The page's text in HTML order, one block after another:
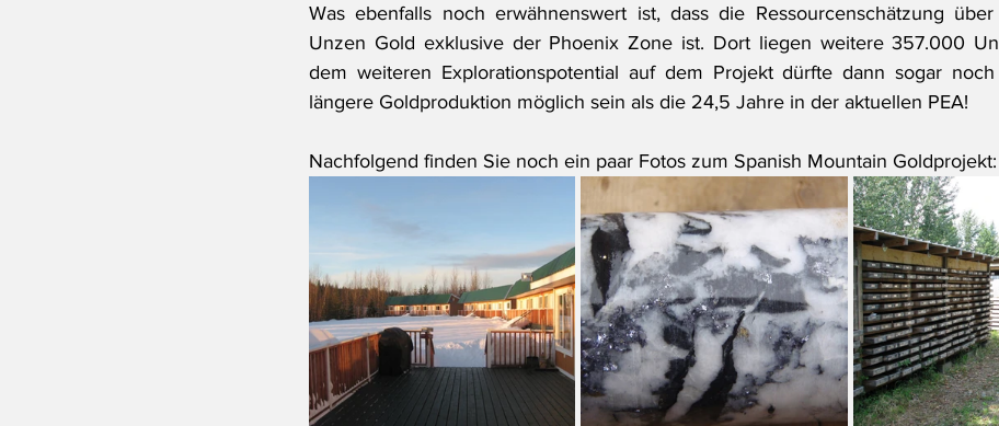
Was ebenfalls noch erwähnenswert ist, dass die Ressourcenschätzung
Unzen Gold exklusive der Phoenix Zone ist. Dort liegen weitere 357.000
dem weiteren Explorationspotential auf dem Projekt dürfte dann sogar
längere Goldproduktion möglich sein als die 24,5 Jahre in der aktuellen PEA!
Nachfolgend finden Sie noch ein paar Fotos zum Spanish Mountain Goldprojekt: